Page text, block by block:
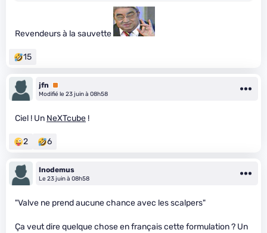
Revendeurs à la sauvette
15
jfn
Premium
Modifié le 23 juin à 08h58
Ciel ! Un NeXTcube !
2 6
Inodemus
Le 23 juin à 08h58
"Valve ne prend aucune chance avec les scalpers"
Ça veut dire quelque chose en français cette formulation ? Un